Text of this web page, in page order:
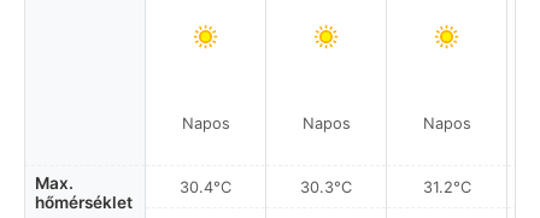
Max.
hőmérséklet
Napos
30.4°C
Napos
30.3°C
Napos
31.2°C